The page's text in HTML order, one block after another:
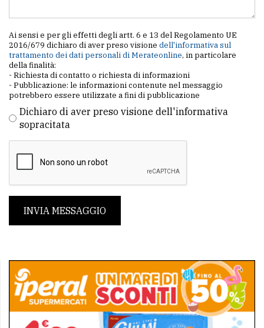
Ai sensi e per gli effetti degli artt. 6 e 13 del Regolamento UE
2016/679 dichiaro di aver preso visione dell'informativa sul
trattamento dei dati personali di Merateonline, in particolare
della finalità:
- Richiesta di contatto o richiesta di informazioni
- Pubblicazione: le informazioni contenute nel messaggio
potrebbero essere utilizzate a fini di pubblicazione
Dichiaro di aver preso visione dell'informativa
sopracitata
INVIA MESSAGGIO